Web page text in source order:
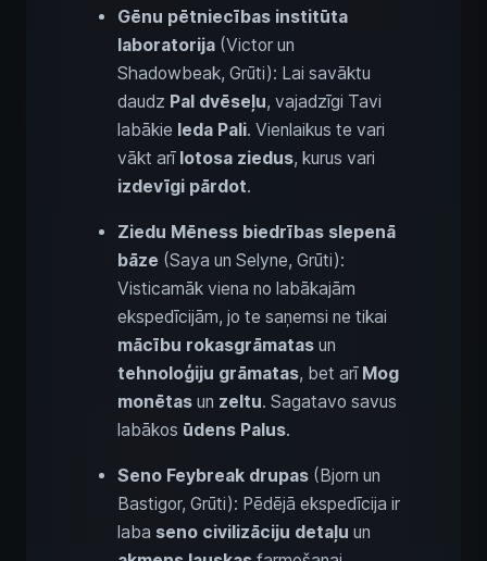
Gēnu pētniecības institūta
laboratorija (Victor un
Shadowbeak, Grūti): Lai savāktu
daudz Pal dvēseļu, vajadzīgi Tavi
labākie leda Pali. Vienlaikus te vari
vākt arī lotosa ziedus, kurus vari
izdevīgi pārdot.
Ziedu Mēness biedrības slepenā
bāze (Saya un Selyne, Grūti):
Visticamāk viena no labākajām
ekspedīcijām, jo te saņemsi ne tikai
mācību rokasgrāmatas un
tehnoloģiju grāmatas, bet arī Mog
monētas un zeltu. Sagatavo savus
labākos ūdens Palus.
Seno Feybreak drupas (Bjorn un
Bastigor, Grūti): Pēdējā ekspedīcija ir
laba seno civilizāciju detaļu un